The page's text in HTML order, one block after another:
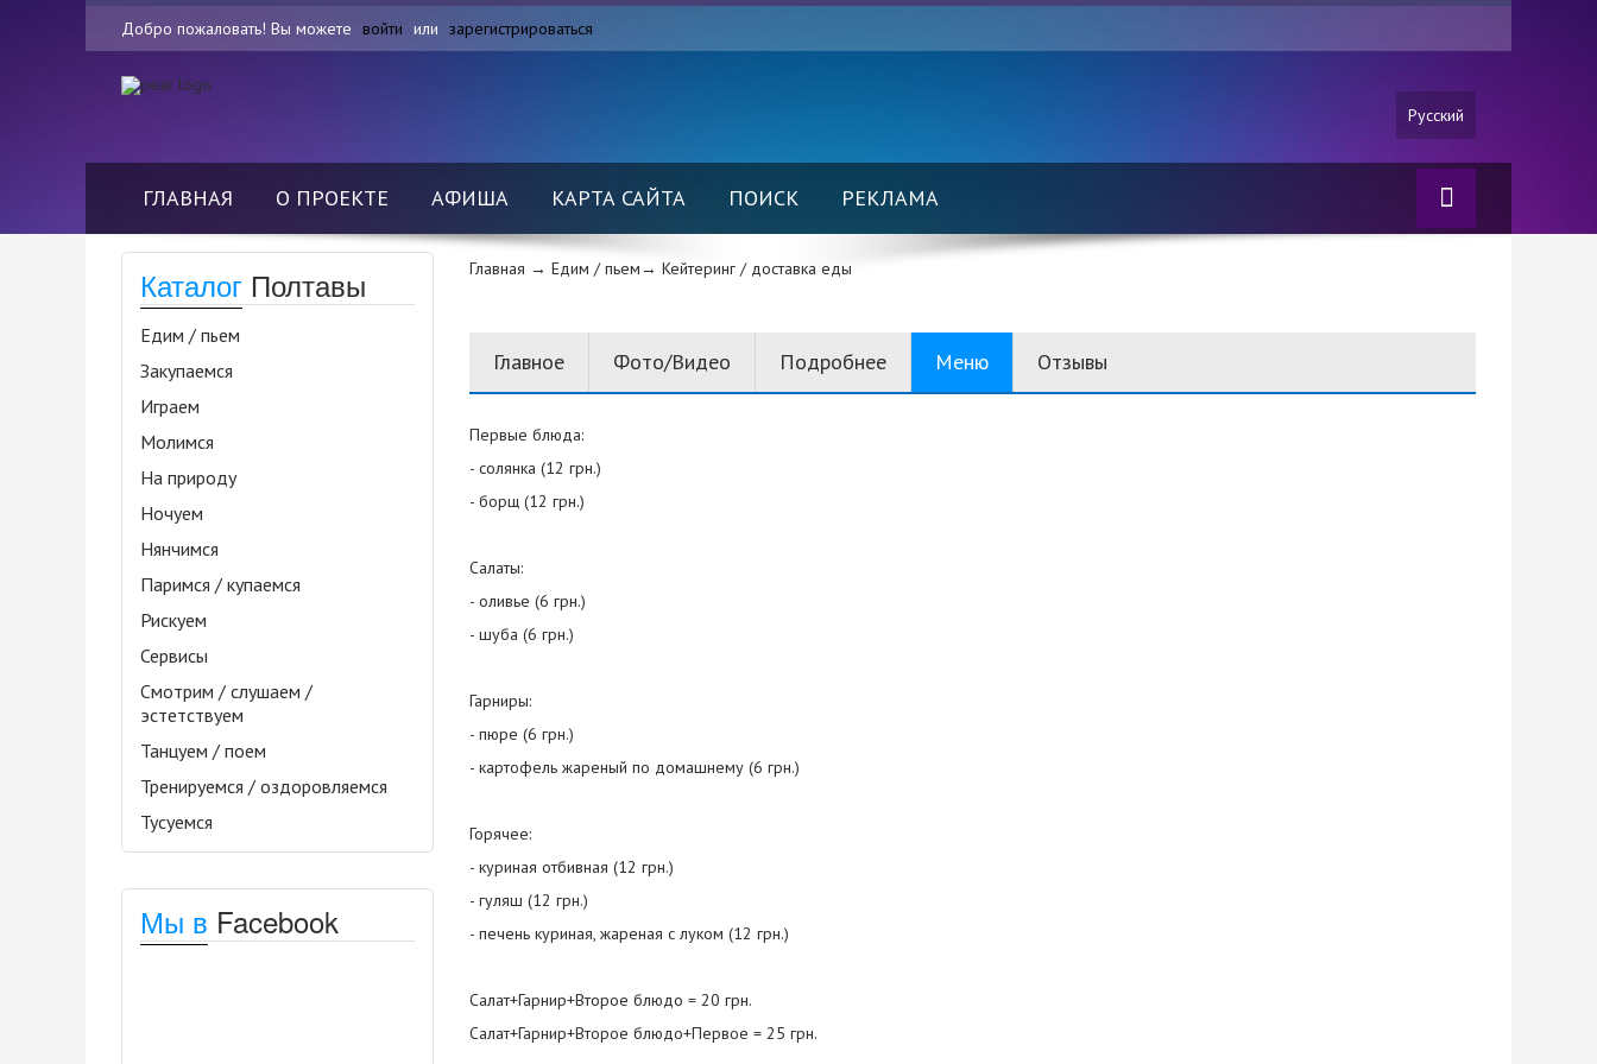
Добро пожаловать! Вы можете войти или зарегистрироваться
Русский
ГЛАВНАЯ О ПРОЕКТЕ АФИША КАРТА САЙТА ПОИСК РЕКЛАМА
Каталог Полтавы
Едим / пьем
Закупаемся
Играем
Молимся
На природу
Ночуем
Нянчимся
Паримся / купаемся
Рискуем
Сервисы
Смотрим / слушаем /
эстетствуем
Танцуем / поем
Тренируемся / оздоровляемся
Тусуемся
Мы в Facebook
Главная → Едим / пьем→ Кейтеринг / доставка еды
Главное Фото/Видео Подробнее Меню Отзывы
Первые блюда:
- солянка (12 грн.)
- борщ (12 грн.)
Салаты:
- оливье (6 грн.)
- шуба (6 грн.)
Гарниры:
- пюре (6 грн.)
- картофель жареный по домашнему (6 грн.)
Горячее:
- куриная отбивная (12 грн.)
- гуляш (12 грн.)
- печень куриная, жареная с луком (12 грн.)
Салат+Гарнир+Второе блюдо = 20 грн.
Салат+Гарнир+Второе блюдо+Первое = 25 грн.